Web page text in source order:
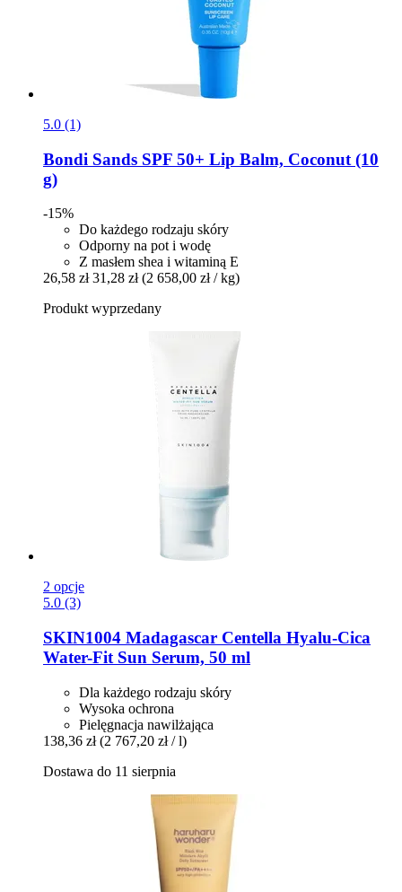
5.0 (1)
Bondi Sands SPF 50+ Lip Balm, Coconut (10
g)
-15%
Do każdego rodzaju skóry
Odporny na pot i wodę
Z masłem shea i witaminą E
26,58 zł 31,28 zł (2 658,00 zł / kg)
Produkt wyprzedany
2 opcje
5.0 (3)
SKIN1004 Madagascar Centella Hyalu-​Cica
Water-​Fit Sun Serum, 50 ml
Dla każdego rodzaju skóry
Wysoka ochrona
Pielęgnacja nawilżająca
138,36 zł (2 767,20 zł / l)
Dostawa do 11 sierpnia